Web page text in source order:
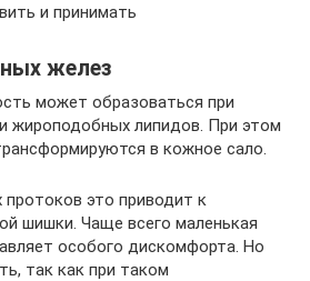
и принимать
желез
может образоваться при
жироподобных липидов. При этом
в кожное сало.
это приводит к
шишки. Чаще всего маленькая
особого дискомфорта. Но
так как при таком